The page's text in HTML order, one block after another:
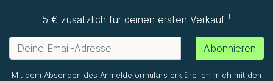
5 € zusätzlich für deinen ersten Verkauf1
Abonnieren
Mit dem Absenden des Anmeldeformulars erkläre ich mich mit den